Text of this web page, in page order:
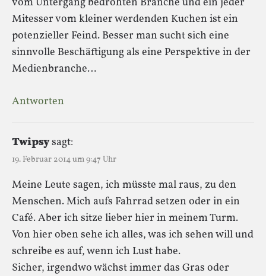
Mitesser vom kleiner werdenden Kuchen ist ein
potenzieller Feind. Besser man sucht sich eine
sinnvolle Beschäftigung als eine Perspektive in der
Medienbranche…
Antworten
Twipsysagt:
19. Februar 2014 um 9:47 Uhr
Meine Leute sagen, ich müsste mal raus, zu den
Menschen. Mich aufs Fahrrad setzen oder in ein
Café. Aber ich sitze lieber hier in meinem Turm.
Von hier oben sehe ich alles, was ich sehen will und
schreibe es auf, wenn ich Lust habe.
Sicher, irgendwo wächst immer das Gras oder